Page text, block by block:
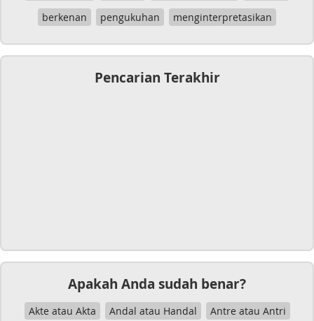
berkenan
pengukuhan menginterpretasikan
Pencarian Terakhir
Apakah Anda sudah benar?
Akte atau Akta Andal atau Handal
Antre atau Antri